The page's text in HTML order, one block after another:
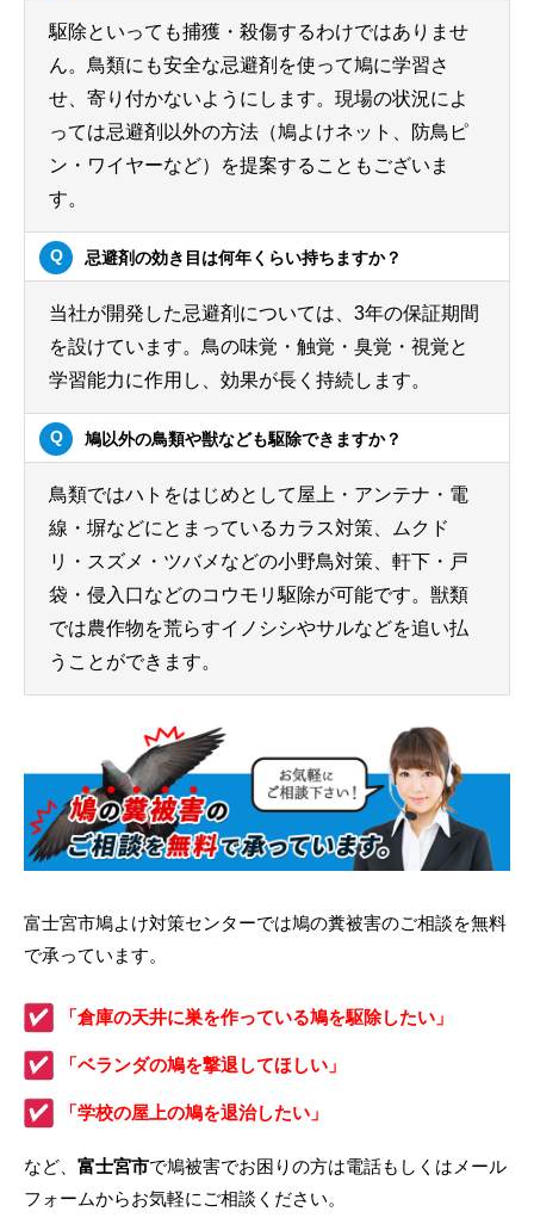
駆除といっても捕獲・殺傷するわけではありませ
ん。鳥類にも安全な忌避剤を使って鳩に学習さ
せ、寄り付かないようにします。現場の状況によ
っては忌避剤以外の方法（鳩よけネット、防鳥ピ
ン・ワイヤーなど）を提案することもございま
す。
忌避剤の効き目は何年くらい持ちますか？
当社が開発した忌避剤については、3年の保証期間
を設けています。鳥の味覚・触覚・臭覚・視覚と
学習能力に作用し、効果が長く持続します。
鳩以外の鳥類や獣なども駆除できますか？
鳥類ではハトをはじめとして屋上・アンテナ・電
線・塀などにとまっているカラス対策、ムクド
リ・スズメ・ツバメなどの小野鳥対策、軒下・戸
袋・侵入口などのコウモリ駆除が可能です。獣類
では農作物を荒らすイノシシやサルなどを追い払
うことができます。
富士宮市鳩よけ対策センターでは鳩の糞被害のご相談を無料
で承っています。
「倉庫の天井に巣を作っている鳩を駆除したい」
「ベランダの鳩を撃退してほしい」
「学校の屋上の鳩を退治したい」
など、 富士宮市で鳩被害でお困りの方は電話もしくはメール
フォームからお気軽にご相談ください。